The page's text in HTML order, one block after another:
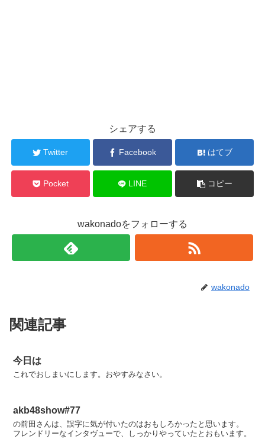
シェアする
Twitter Facebook はてブ
Pocket LINE コピー
wakonadoをフォローする
wakonado
関連記事
今日は
これでおしまいにします。おやすみなさい。
akb48show#77
の前田さんは、誤字に気が付いたのはおもしろかったと思います。
フレンドリーなインタヴューで、しっかりやっていたとおもいます。